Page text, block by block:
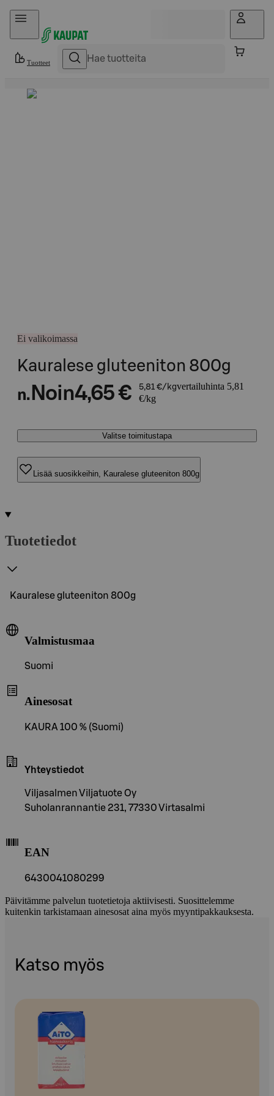
Hyppää sisältöön
Tuotteet
Ei valikoimassa
Kauralese gluteeniton 800g
n. Noin4,65 € 5,81 €/kgvertailuhinta 5,81
€/kg
Valitse toimitustapa
Lisää suosikkeihin, Kauralese gluteeniton 800g
Tuotetiedot
Kauralese gluteeniton 800g
Valmistusmaa
Suomi
Ainesosat
KAURA 100 % (Suomi)
Yhteystiedot
Viljasalmen Viljatuote Oy
Suholanrannantie 231, 77330 Virtasalmi
EAN
6430041080299
Päivitämme palvelun tuotetietoja aktiivisesti. Suosittelemme
kuitenkin tarkistamaan ainesosat aina myös myyntipakkauksesta.
Katso myös